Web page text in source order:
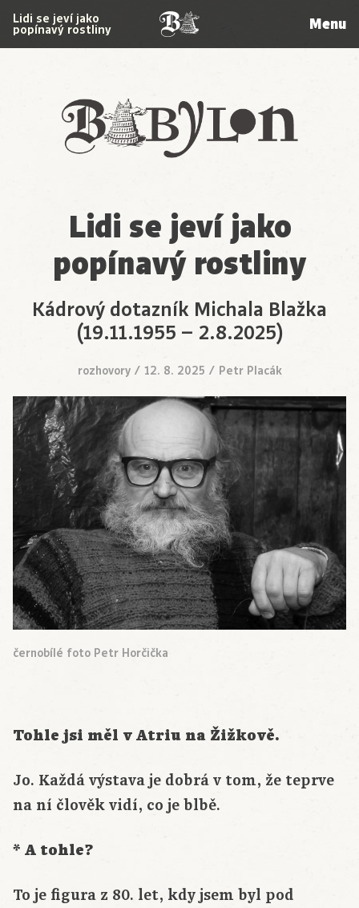
Babylon
Lidi se jeví jako
popínavý rostliny Menu
Lidi se jeví jako
popínavý rostliny
Kádrový dotazník Michala Blažka
(19.11.1955 – 2.8.2025)
rozhovory/ 12. 8. 2025 / Petr Placák
černobílé foto Petr Horčička
Tohle jsi měl v Atriu na Žižkově.
Jo. Každá výstava je dobrá v tom, že teprve
na ní člověk vidí, co je blbě.
* A tohle?
To je figura z 80. let, kdy jsem byl pod